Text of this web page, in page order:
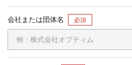
会社または団体名 必須